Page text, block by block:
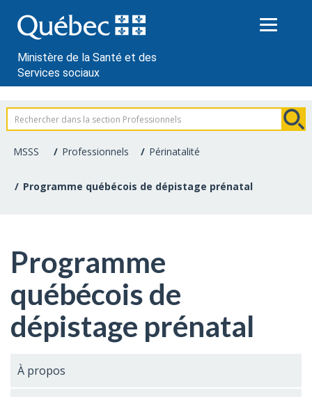
au
contenu
Ministère de la Santé et des
Services sociaux
Information
pour
les
de
la
santé
MSSS Professionnels Périnatalité
Programme québécois de dépistage prénatal
Programme
québécois de
dépistage prénatal
À propos